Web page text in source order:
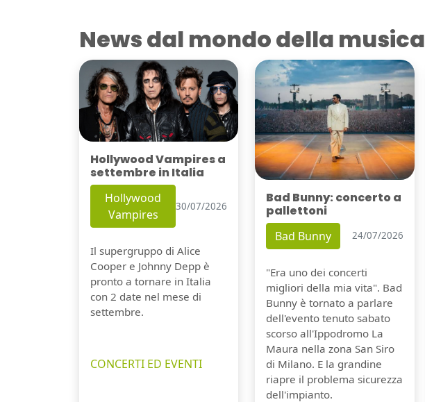
News dal mondo della musica
Hollywood Vampires a
settembre in Italia
Hollywood
Vampires
30/07/2026
Il supergruppo di Alice
Cooper e Johnny Depp è
pronto a tornare in Italia
con 2 date nel mese di
settembre.
CONCERTI ED EVENTI
Bad Bunny: concerto a
pallettoni
Bad Bunny 24/07/2026
"Era uno dei concerti
migliori della mia vita". Bad
Bunny è tornato a parlare
dell'evento tenuto sabato
scorso all'Ippodromo La
Maura nella zona San Siro
di Milano. E la grandine
riapre il problema sicurezza
dell'impianto.